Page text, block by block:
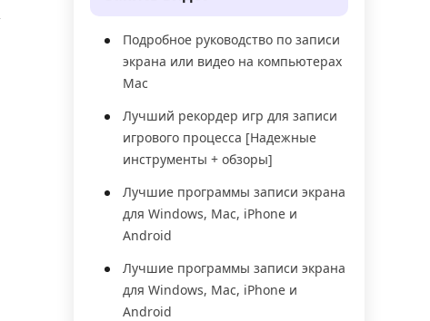
Подробное руководство по записи
экрана или видео на компьютерах
Mac
Лучший рекордер игр для записи
игрового процесса [Надежные
инструменты + обзоры]
Лучшие программы записи экрана
для Windows, Mac, iPhone и
Android
Лучшие программы записи экрана
для Windows, Mac, iPhone и
Android